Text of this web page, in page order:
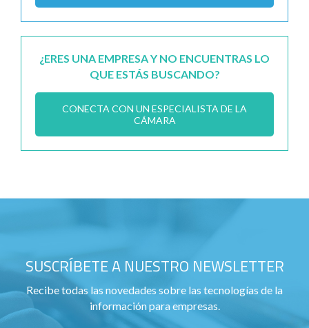
¿ERES UNA EMPRESA Y NO ENCUENTRAS LO
QUE ESTÁS BUSCANDO?
CONECTA CON UN ESPECIALISTA DE LA
CÁMARA
SUSCRÍBETE A NUESTRO NEWSLETTER
Recibe todas las novedades sobre las tecnologías de la
información para empresas.